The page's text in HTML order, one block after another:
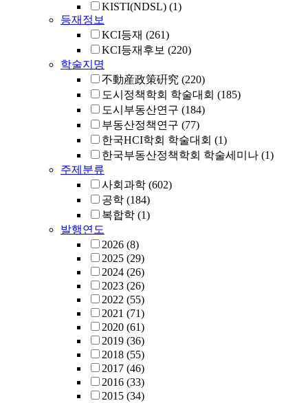
KISTI(NDSL) (1)
등재정보
KCI등재 (261)
KCI등재후보 (220)
학술지명
不動産政策硏究 (220)
도시정책학회 학술대회 (185)
도시부동산연구 (184)
부동산정책연구 (77)
한국HCI학회 학술대회 (1)
한국부동산정책학회 학술세미나 (1)
주제분류
사회과학 (602)
공학 (184)
복합학 (1)
발행연도
2026 (8)
2025 (29)
2024 (26)
2023 (26)
2022 (55)
2021 (71)
2020 (61)
2019 (36)
2018 (55)
2017 (46)
2016 (33)
2015 (34)